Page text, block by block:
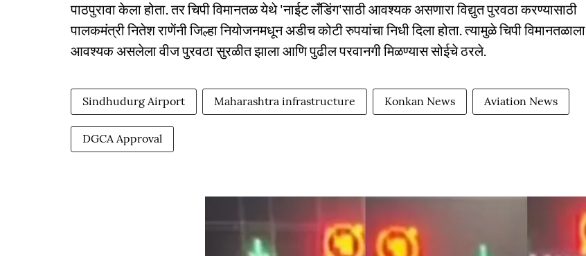
पाठपुरावा केला होता. तर चिपी विमानतळ येथे 'नाईट लँडिंग'साठी आवश्यक असणारा विद्युत पुरवठा करण्यासाठी
पालकमंत्री नितेश राणेंनी जिल्हा नियोजनमधून अडीच कोटी रुपयांचा निधी दिला होता. त्यामुळे चिपी विमानतळाला
आवश्यक असलेला वीज पुरवठा सुरळीत झाला आणि पुढील परवानगी मिळण्यास सोईचे ठरले.
Sindhudurg Airport Maharashtra infrastructure Konkan News Aviation News
DGCA Approval